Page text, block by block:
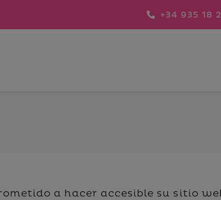
+34 935 18
a hacer accesible su sitio